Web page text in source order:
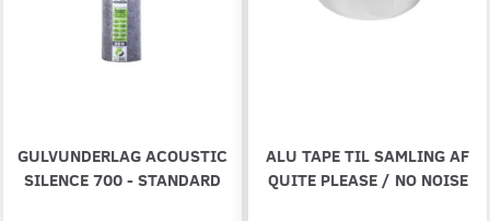
GULVUNDERLAG ACOUSTIC
SILENCE 700 - STANDARD
ALU TAPE TIL SAMLING AF
QUITE PLEASE / NO NOISE